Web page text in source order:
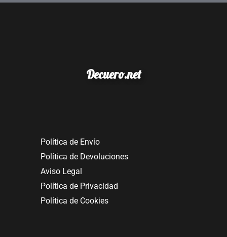
Decuero.net
Política de Envío
Política de Devoluciones
Aviso Legal
Política de Privacidad
Política de Cookies